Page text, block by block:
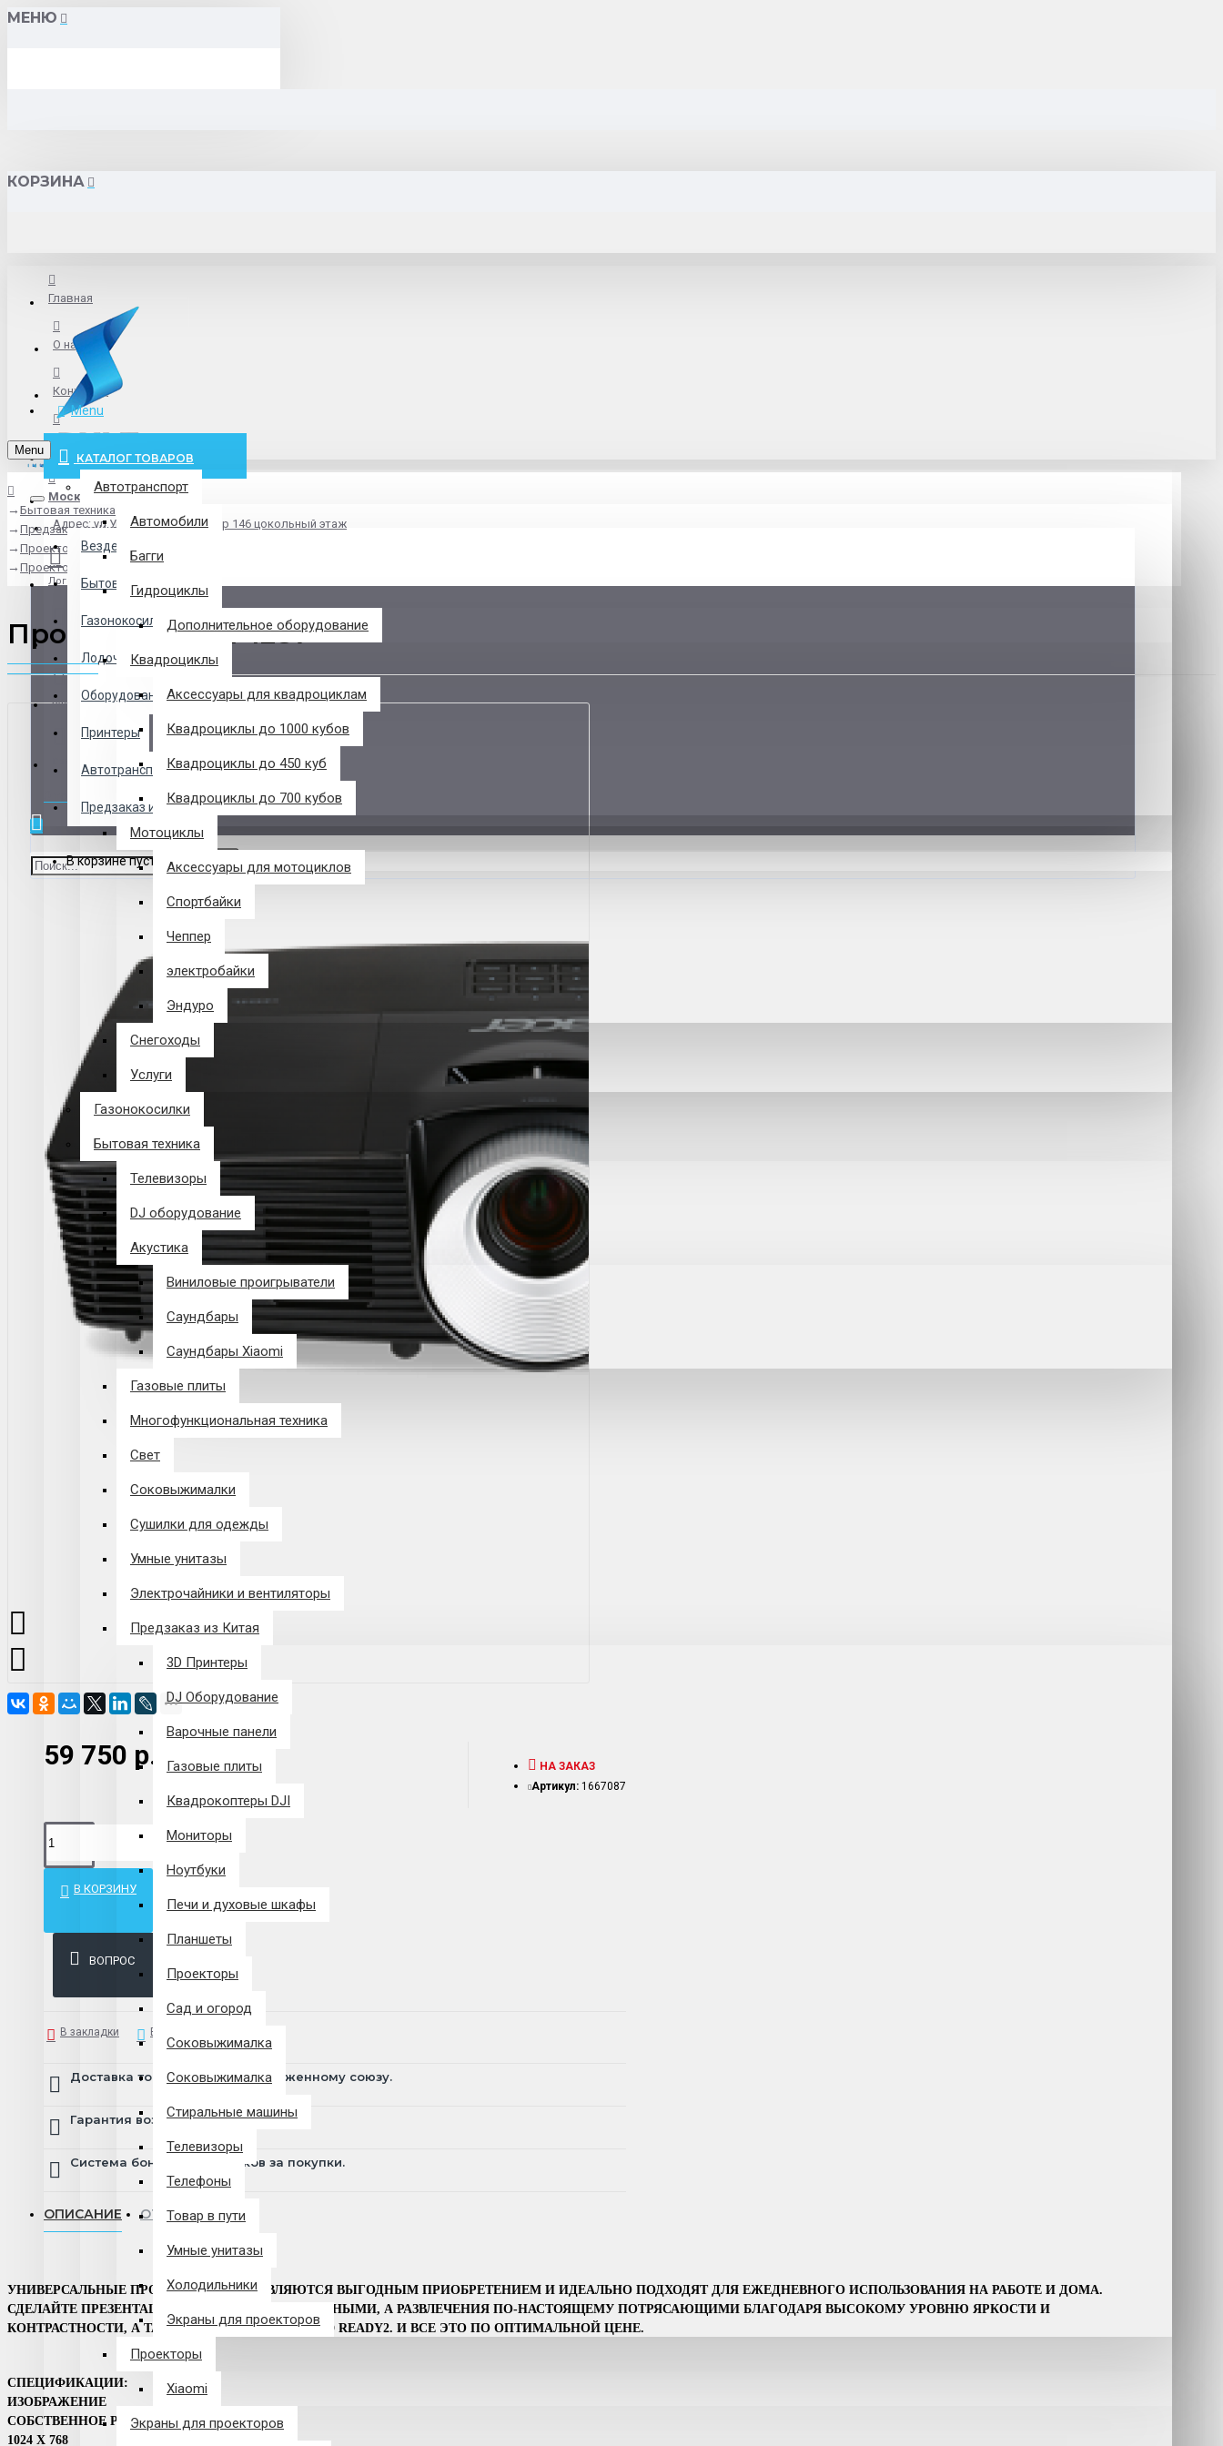
МЕНЮ
КОРЗИНА
Главная
О нас
Контакты
info@pxlt.ru
Москва
Адрес: ул.Угрешская дом 2, стр 146 цокольный этаж
Везде
Везде
Бытовая техника
Газонокосилки
Лодочные Моторы
Оборудование
Принтеры
Автотранспорт
Предзаказ из Китая
Логин
Регистрация
Закладки
0 товар(ов) - 0 р.
В корзине пусто!
Menu
КАТАЛОГ ТОВАРОВ
Автотранспорт
Автомобили
Багги
Гидроциклы
Дополнительное оборудование
Квадроциклы
Аксессуары для квадроциклам
Квадроциклы до 1000 кубов
Квадроциклы до 450 куб
Квадроциклы до 700 кубов
Мотоциклы
Аксессуары для мотоциклов
Спортбайки
Чеппер
электробайки
Эндуро
Снегоходы
Услуги
Газонокосилки
Бытовая техника
Телевизоры
DJ оборудование
Акустика
Виниловые проигрыватели
Саундбары
Саундбары Xiaomi
Газовые плиты
Многофункциональная техника
Свет
Соковыжималки
Сушилки для одежды
Умные унитазы
Электрочайники и вентиляторы
Предзаказ из Китая
3D Принтеры
DJ Оборудование
Варочные панели
Газовые плиты
Квадрокоптеры DJI
Мониторы
Ноутбуки
Печи и духовые шкафы
Планшеты
Проекторы
Сад и огород
Соковыжималка
Соковыжималка
Стиральные машины
Телевизоры
Телефоны
Товар в пути
Умные унитазы
Холодильники
Экраны для проекторов
Проекторы
Xiaomi
Экраны для проекторов
Menu
Бытовая техника
Предзаказ из Китая
Проекторы
Проектор Acer P1287
Проектор Acer P1287
59 750 р.
НА ЗАКАЗ
Артикул: 1667087
В КОРЗИНУ
ВОПРОС
В закладки В сравнение
Доставка товара по всему Таможенному союзу.
Гарантия возврата и обмена брака.
Система бонусов и подарков за покупки.
ОПИСАНИЕ ОТЗЫВЫ
УНИВЕРСАЛЬНЫЕ ПРОЕКТОРЫ ACER ЯВЛЯЮТСЯ ВЫГОДНЫМ ПРИОБРЕТЕНИЕМ И ИДЕАЛЬНО ПОДХОДЯТ ДЛЯ ЕЖЕДНЕВНОГО ИСПОЛЬЗОВАНИЯ НА РАБОТЕ И ДОМА.
СДЕЛАЙТЕ ПРЕЗЕНТАЦИИ БОЛЕЕ ПРИВЛЕКАТЕЛЬНЫМИ, А РАЗВЛЕЧЕНИЯ ПО-НАСТОЯЩЕМУ ПОТРЯСАЮЩИМИ БЛАГОДАРЯ ВЫСОКОМУ УРОВНЮ ЯРКОСТИ И
КОНТРАСТНОСТИ, А ТАКЖЕ ПОДДЕРЖКЕ DLP® 3D READY2. И ВСЕ ЭТО ПО ОПТИМАЛЬНОЙ ЦЕНЕ.
СПЕЦИФИКАЦИИ:
ИЗОБРАЖЕНИЕ
СОБСТВЕННОЕ РАЗРЕШЕНИЕ
1024 X 768